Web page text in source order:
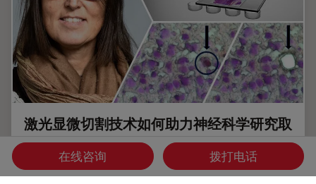
激光显微切割技术如何助力神经科学研究取
得开创性进展？
玛尔塔·帕特林尼博士，卡罗林斯卡学院的高级科学家，分享
在线咨询 拨打电话